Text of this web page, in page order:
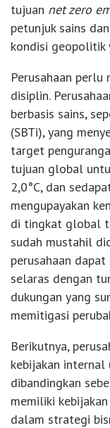
tujuan net zero
petunjuk sains
kondisi geopolitik
Perusahaan perlu
disiplin.
berbasis sains,
(SBTi), yang
target
tujuan global
2,0°C, dan
mengupayakan
di tingkat global
sudah mustahil
perusahaan
selaras dengan
dukungan yang
memitigasi
Berikutnya,
kebijakan
dibandingkan
memiliki
dalam strategi